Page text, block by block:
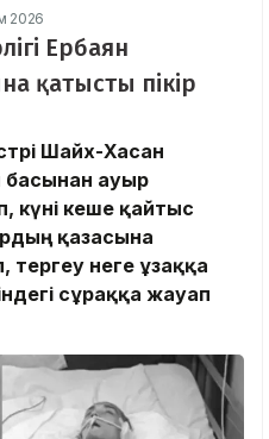
2026
Ербаян
қатысты пікір
Шайх-Хасан
ауыр
күні кеше қайтыс
қазасына
тергеу неге ұзаққа
сұраққа жауап